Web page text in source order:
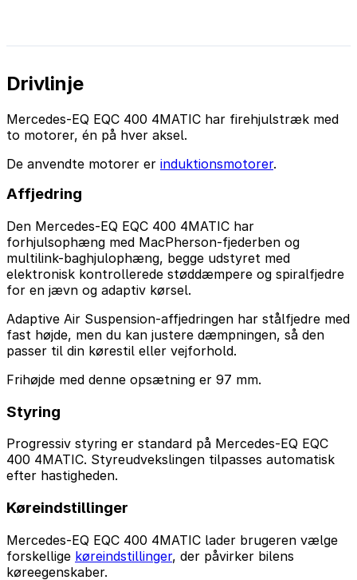
Drivlinje
Mercedes-EQ EQC 400 4MATIC har firehjulstræk med
to motorer, én på hver aksel.
De anvendte motorer er induktionsmotorer.
Affjedring
Den Mercedes-EQ EQC 400 4MATIC har
forhjulsophæng med MacPherson-fjederben og
multilink-baghjulophæng, begge udstyret med
elektronisk kontrollerede støddæmpere og spiralfjedre
for en jævn og adaptiv kørsel.
Adaptive Air Suspension-affjedringen har stålfjedre med
fast højde, men du kan justere dæmpningen, så den
passer til din kørestil eller vejforhold.
Frihøjde med denne opsætning er 97 mm.
Styring
Progressiv styring er standard på Mercedes-EQ EQC
400 4MATIC. Styreudvekslingen tilpasses automatisk
efter hastigheden.
Køreindstillinger
Mercedes-EQ EQC 400 4MATIC lader brugeren vælge
forskellige køreindstillinger, der påvirker bilens
køreegenskaber.